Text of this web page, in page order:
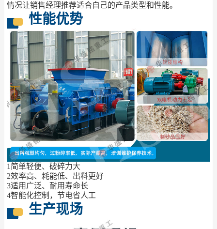
情况让销售经理推荐适合自己的产品类型和性能。
性能优势
1简单轻便、破碎力大
2效率高、耗能低、出料更好
3适用广泛、耐用寿命长
4智能化控制，节电省人工
生产现场